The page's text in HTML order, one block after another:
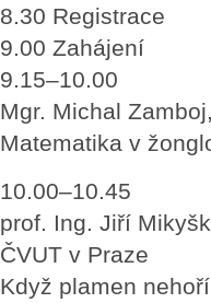
8.30 Registrace
9.00 Zahájení
9.15–10.00
Mgr. Michal
Matematika v
10.00–10.45
prof. Ing. Jiří
ČVUT v Praze
Když plamen